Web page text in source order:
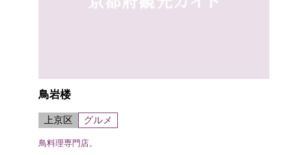
鳥岩楼
上京区 グルメ
鳥料理専門店。